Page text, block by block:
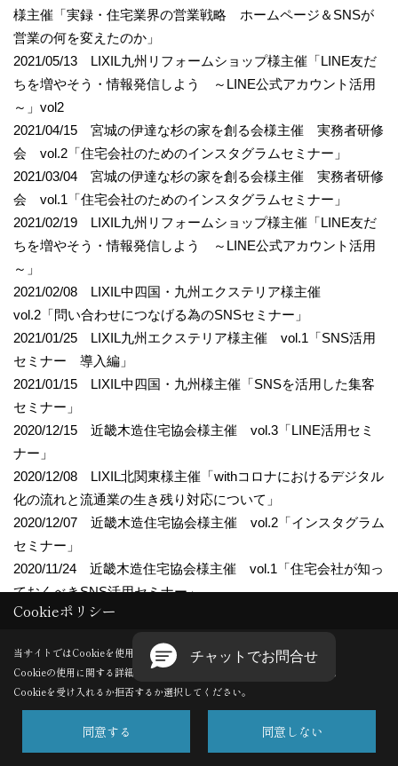
様主催「実録・住宅業界の営業戦略 ホームページ＆SNSが
営業の何を変えたのか」
2021/05/13 LIXIL九州リフォームショップ様主催「LINE友だ
ちを増やそう・情報発信しよう ～LINE公式アカウント活用
～」vol2
2021/04/15 宮城の伊達な杉の家を創る会様主催 実務者研修
会 vol.2「住宅会社のためのインスタグラムセミナー」
2021/03/04 宮城の伊達な杉の家を創る会様主催 実務者研修
会 vol.1「住宅会社のためのインスタグラムセミナー」
2021/02/19 LIXIL九州リフォームショップ様主催「LINE友だ
ちを増やそう・情報発信しよう ～LINE公式アカウント活用
～」
2021/02/08 LIXIL中四国・九州エクステリア様主催
vol.2「問い合わせにつなげる為のSNSセミナー」
2021/01/25 LIXIL九州エクステリア様主催 vol.1「SNS活用
セミナー 導入編」
2021/01/15 LIXIL中四国・九州様主催「SNSを活用した集客
セミナー」
2020/12/15 近畿木造住宅協会様主催 vol.3「LINE活用セミ
ナー」
2020/12/08 LIXIL北関東様主催「withコロナにおけるデジタル
化の流れと流通業の生き残り対応について」
2020/12/07 近畿木造住宅協会様主催 vol.2「インスタグラム
セミナー」
2020/11/24 近畿木造住宅協会様主催 vol.1「住宅会社が知っ
ておくべきSNS活用セミナー」
2020/10/29 北陸型木の住まい研究会様主催「地域工務店の
2020/10/22 GLホーム様主催「来場・受注につながるWEB戦
略セミナー」
2020/09/29 大阪木材青年経営者協議会様主催「ニューノーマ
ル時代 住宅業界に必要なデジタルの力」
2020/09/24 LIXIL様主催「SNS活用集客セミナー第４回
Cookieポリシー
当サイトではCookieを使用します。
Cookieの使用に関する詳細は 「プライバシーポリシー
」をご覧ください。
Cookieを受け入れるか拒否するか選択してください。
同意する 同意しない